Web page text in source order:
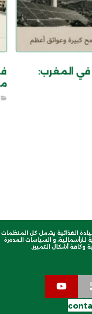
في المغرب:
الغذائية يشمل كل المنظمات
للرأسمالية، و السياسات المدمرة
وكافة أشكال التمييز.